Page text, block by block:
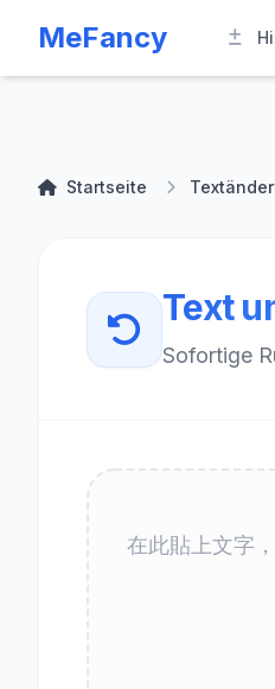
MeFancy
Startseite
Text
Sofortige